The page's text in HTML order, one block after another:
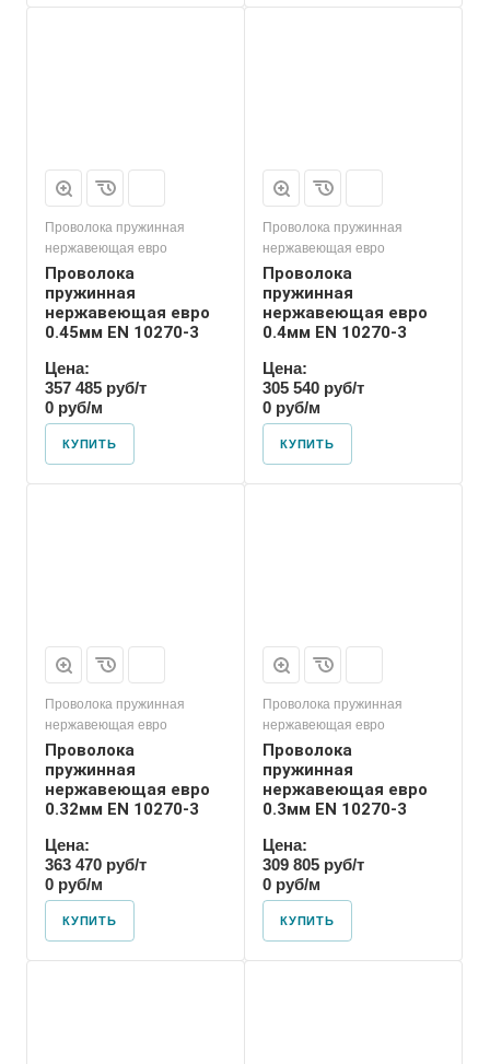
Проволока пружинная
нержавеющая евро
Проволока
пружинная
нержавеющая евро
0.45мм EN 10270-3
Цена:
357 485 руб/т
0 руб/м
КУПИТЬ
Проволока пружинная
нержавеющая евро
Проволока
пружинная
нержавеющая евро
0.4мм EN 10270-3
Цена:
305 540 руб/т
0 руб/м
КУПИТЬ
Проволока пружинная
нержавеющая евро
Проволока
пружинная
нержавеющая евро
0.32мм EN 10270-3
Цена:
363 470 руб/т
0 руб/м
КУПИТЬ
Проволока пружинная
нержавеющая евро
Проволока
пружинная
нержавеющая евро
0.3мм EN 10270-3
Цена:
309 805 руб/т
0 руб/м
КУПИТЬ